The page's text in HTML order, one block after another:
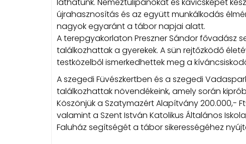
újrahasznosítás és az együtt munkálkodás
nagyok egyaránt a tábor napjai alatt.
A terepgyakorlaton Preszner Sándor fővadász
találkozhattak a gyerekek. A sün rejtőzködő
testközelből ismerkedhettek meg a
A szegedi Füvészkertben és a szegedi
találkozhattak növendékeink, amely során
Köszönjük a Szatymazért Alapítvány
valamint a Szent István Katolikus Általános
Faluház segítségét a tábor sikerességéhez